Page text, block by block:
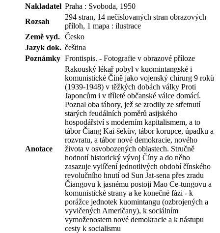
Nakladatel Praha : Svoboda, 1950
Rozsah
294 stran, 14 nečíslovaných stran obrazových
příloh, 1 mapa : ilustrace
Země vyd. Česko
Jazyk dok. čeština
Poznámky Frontispis. - Fotografie v obrazové příloze
Anotace
Rakouský lékař pobyl v kuomintangské i
komunistické Číně jako vojenský chirurg 9 roků
(1939-1948) v těžkých dobách války Proti
Japoncům i v tříleté občanské válce domácí.
Poznal oba tábory, jež se zrodily ze střetnutí
starých feudálních poměrů asijského
hospodářství s moderním kapitalismem, a to
tábor Čiang Kai-šekův, tábor korupce, úpadku a
rozvratu, a tábor nové demokracie, nového
života v osvobozených oblastech. Stručně
hodnotí historický vývoj Číny a do něho
zasazuje vylíčení jednotlivých období čínského
revolučního hnutí od Sun Jat-sena přes zradu
Čiangovu k jasnému postoji Mao Ce-tungovu a
komunistické strany a ke konečné fázi - k
porážce jednotek kuomintangu (ozbrojených a
vyvičených Američany), k sociálním
vymoženostem nové demokracie a k nástupu
cesty k socialismu